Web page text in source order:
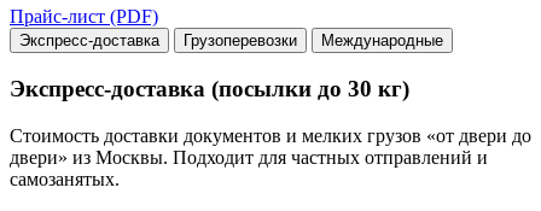
Прайс-лист (PDF)
Экспресс-доставка Грузоперевозки Международные
Экспресс-доставка (посылки до 30 кг)
Стоимость доставки документов и мелких грузов «от двери до
двери» из Москвы. Подходит для частных отправлений и
самозанятых.